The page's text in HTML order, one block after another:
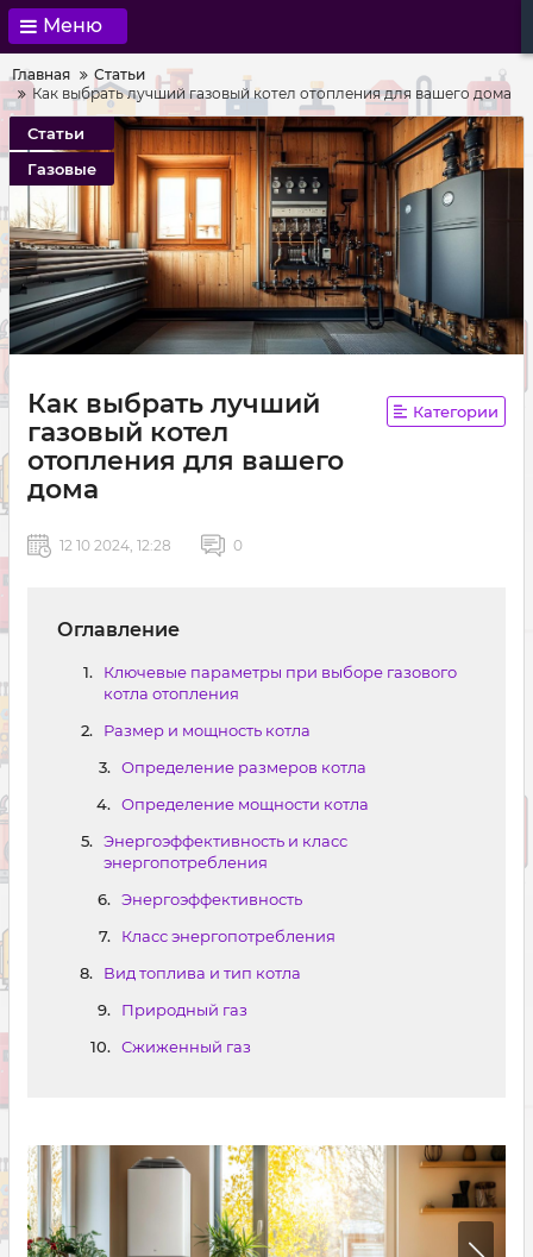
Меню
Главная
Статьи
Как выбрать лучший газовый котел отопления для вашего дома
Статьи
Газовые
Как выбрать лучший
газовый котел
отопления для вашего
дома
Категории
12 10 2024, 12:28 0
Оглавление
Ключевые параметры при выборе газового
котла отопления
Размер и мощность котла
Определение размеров котла
Определение мощности котла
Энергоэффективность и класс
энергопотребления
Энергоэффективность
Класс энергопотребления
Вид топлива и тип котла
Природный газ
Сжиженный газ